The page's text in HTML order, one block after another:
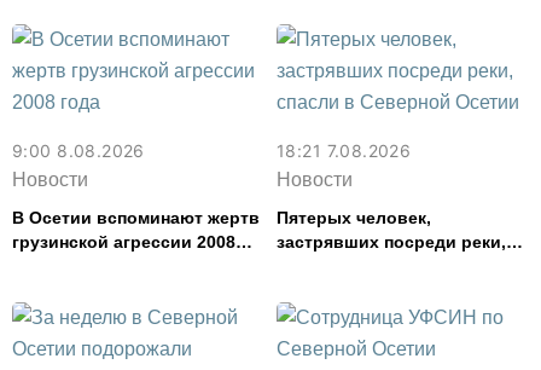
9:00 8.08.2026
Новости
В Осетии вспоминают жертв
грузинской агрессии 2008
18:21 7.08.2026
Новости
Пятерых человек,
застрявших посреди реки,